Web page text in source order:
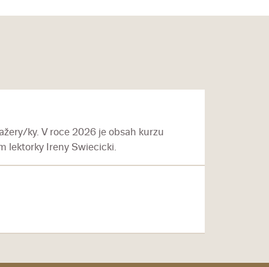
ky. V roce 2026 je obsah kurzu
lektorky Ireny Swiecicki.